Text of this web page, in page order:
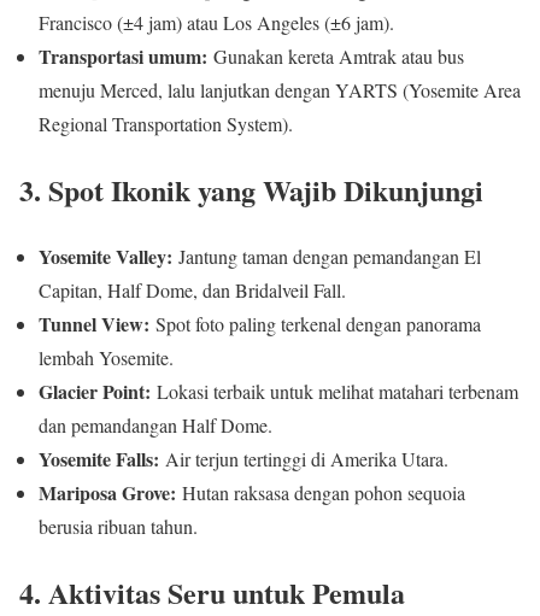
Francisco (±4 jam) atau Los Angeles (±6 jam).
Transportasi umum: Gunakan kereta Amtrak atau bus
menuju Merced, lalu lanjutkan dengan YARTS (Yosemite Area
Regional Transportation System).
3. Spot Ikonik yang Wajib Dikunjungi
Yosemite Valley: Jantung taman dengan pemandangan El
Capitan, Half Dome, dan Bridalveil Fall.
Tunnel View: Spot foto paling terkenal dengan panorama
lembah Yosemite.
Glacier Point: Lokasi terbaik untuk melihat matahari terbenam
dan pemandangan Half Dome.
Yosemite Falls: Air terjun tertinggi di Amerika Utara.
Mariposa Grove: Hutan raksasa dengan pohon sequoia
berusia ribuan tahun.
4. Aktivitas Seru untuk Pemula